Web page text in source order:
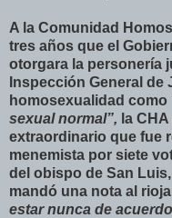
A la Comunidad
tres años que el
otorgara la personería
Inspección General
homosexualidad como
sexual normal”, la
extraordinario que fue
menemista por siete
del obispo de San
mandó una nota al
estar nunca de